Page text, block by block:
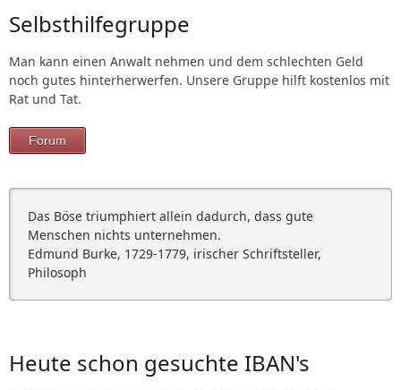
Selbsthilfegruppe
Man kann einen Anwalt nehmen und dem schlechten Geld
noch gutes hinterherwerfen. Unsere Gruppe hilft kostenlos mit
Rat und Tat.
Forum
Das Böse triumphiert allein dadurch, dass gute
Menschen nichts unternehmen.
Edmund Burke, 1729-1779, irischer Schriftsteller,
Philosoph
Heute schon gesuchte IBAN's